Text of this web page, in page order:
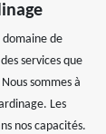
de
services que
sommes à
Les
nos capacités.